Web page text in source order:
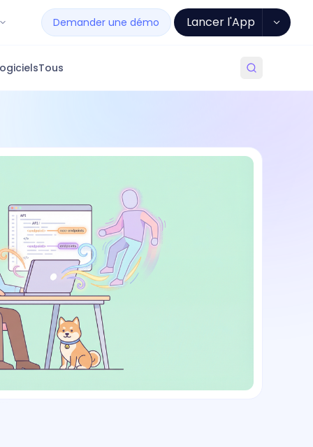
Demander une démo Lancer l'App
Tous